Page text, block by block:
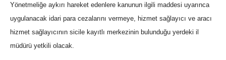
Yönetmeliğe aykırı hareket edenlere kanunun ilgili maddesi uyarınca
uygulanacak idari para cezalarını vermeye, hizmet sağlayıcı ve aracı
hizmet sağlayıcının sicile kayıtlı merkezinin bulunduğu yerdeki il
müdürü yetkili olacak.